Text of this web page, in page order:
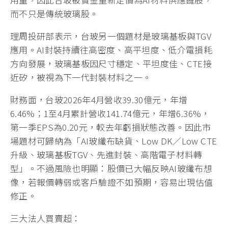
而不只是傳統玻璃股。
理周投研部表示，台玻另一個題材是玻璃基板與TGV
應用。AI封裝持續往高密度、高平坦度、低介電損耗
方向發展，玻璃基板因尺寸穩定、平坦度佳、CTE接
近矽，被視為下一代封裝材料之一。
財務面，台玻2026年4月營收39.30億元，年增
6.46%；1至4月累計營收141.74億元，年增6.36%，
第一季EPS為0.20元，較去年虧損狀態改善。因此市
場題材可歸納為「AI玻纖布缺貨、Low DK／Low CTE
升級、玻璃基板TGV、先進封裝、高階電子材料轉
型」。不過風險也明顯：股價已大幅反映AI玻纖布想
像，若報價轉弱或客戶驗證不如預期，容易出現估值
修正。
三大法人買賣超：